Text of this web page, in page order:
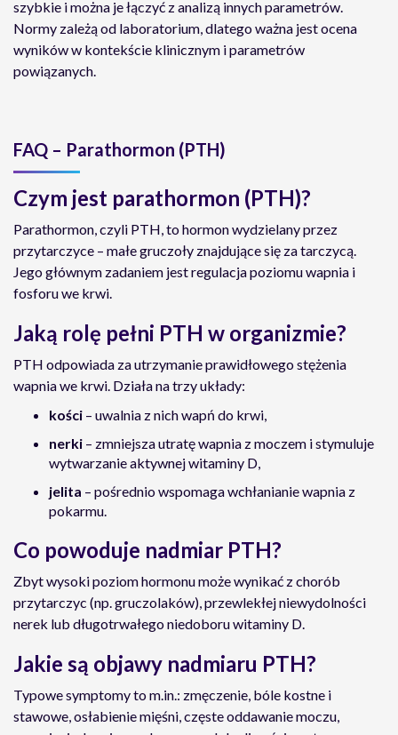
szybkie i można je łączyć z analizą innych parametrów.
Normy zależą od laboratorium, dlatego ważna jest ocena
wyników w kontekście klinicznym i parametrów
powiązanych.
FAQ – Parathormon (PTH)
Czym jest parathormon (PTH)?
Parathormon, czyli PTH, to hormon wydzielany przez
przytarczyce – małe gruczoły znajdujące się za tarczycą.
Jego głównym zadaniem jest regulacja poziomu wapnia i
fosforu we krwi.
Jaką rolę pełni PTH w organizmie?
PTH odpowiada za utrzymanie prawidłowego stężenia
wapnia we krwi. Działa na trzy układy:
kości – uwalnia z nich wapń do krwi,
nerki – zmniejsza utratę wapnia z moczem i stymuluje
wytwarzanie aktywnej witaminy D,
jelita – pośrednio wspomaga wchłanianie wapnia z
pokarmu.
Co powoduje nadmiar PTH?
Zbyt wysoki poziom hormonu może wynikać z chorób
przytarczyc (np. gruczolaków), przewlekłej niewydolności
nerek lub długotrwałego niedoboru witaminy D.
Jakie są objawy nadmiaru PTH?
Typowe symptomy to m.in.: zmęczenie, bóle kostne i
stawowe, osłabienie mięśni, częste oddawanie moczu,